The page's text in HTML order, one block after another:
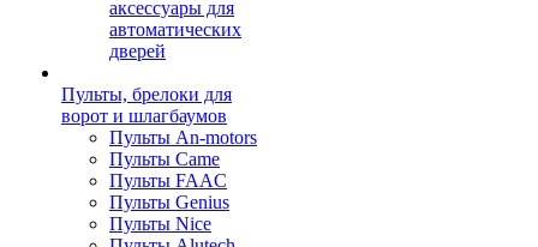
аксессуары для
автоматических
дверей
Пульты, брелоки для
ворот и шлагбаумов
Пульты An-motors
Пульты Came
Пульты FAAC
Пульты Genius
Пульты Nice